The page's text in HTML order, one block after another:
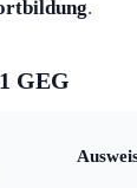
.
GEG